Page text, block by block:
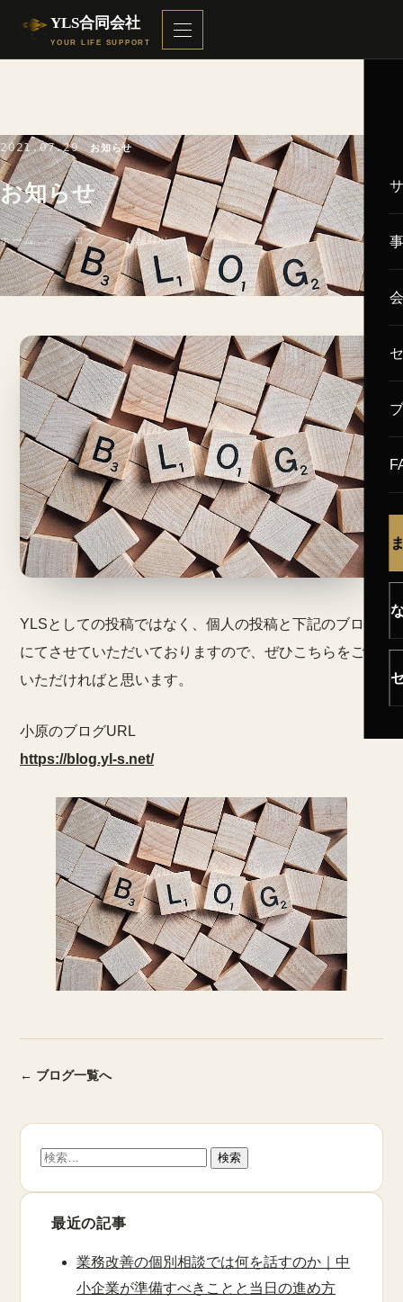
YLS合同会社
YOUR LIFE SUPPORT
2021.07.29 お知らせ
お知らせ
ホーム／ブログ／ お知らせ
YLSとしての投稿ではなく、個人の投稿と下記のブログ
にてさせていただいておりますので、ぜひこちらをご覧
いただければと思います。
小原のブログURL
https://blog.yl-s.net/
← ブログ一覧へ
検
最近の記事
業務改善の個別相談では何を話すのか｜中
小企業が準備すべきことと当日の進め方